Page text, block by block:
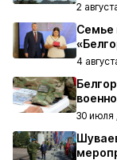
2
Семье
4
30 июля